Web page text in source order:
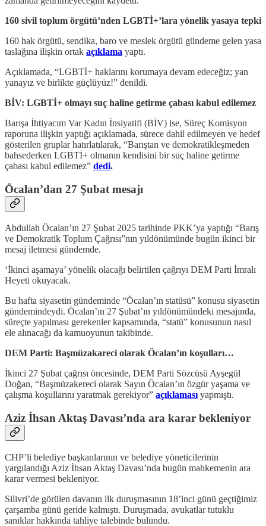
160 sivil toplum örgütü’nden LGBTİ+’lara yönelik yasaya tepki
160 hak örgütü, sendika, baro ve meslek örgütü gündeme gelen yasa
taslağına ilişkin ortak açıklama yaptı.
Açıklamada, “LGBTİ+ haklarını korumaya devam edeceğiz; yan
yanayız ve birlikte güçlüyüz!” denildi.
BİV: LGBTİ+ olmayı suç haline getirme çabası kabul edilemez
Barışa İhtiyacım Var Kadın İnsiyatifi (BİV) ise, Süreç Komisyon
raporuna ilişkin yaptığı açıklamada, sürece dahil edilmeyen ve hedef
gösterilen gruplar hatırlatılarak, “Barıştan ve demokratikleşmeden
bahsederken LGBTİ+ olmanın kendisini bir suç haline getirme
çabası kabul edilemez” dedi.
Öcalan’dan 27 Şubat mesajı
Abdullah Öcalan’ın 27 Şubat 2025 tarihinde PKK’ya yaptığı “Barış
ve Demokratik Toplum Çağrısı”nın yıldönümünde bugün ikinci bir
mesaj iletmesi gündemde.
‘İkinci aşamaya’ yönelik olacağı belirtilen çağrıyı DEM Parti İmralı
Heyeti okuyacak.
Bu hafta siyasetin gündeminde “Öcalan’ın statüsü” konusu siyasetin
gündemindeydi. Öcalan’ın 27 Şubat’ın yıldönümündeki mesajında,
süreçte yapılması gerekenler kapsamında, “statü” konusunun nasıl
ele alınacağı da kamuoyunun takibinde.
DEM Parti: Başmüzakareci olarak Öcalan’ın koşulları…
İkinci 27 Şubat çağrısı öncesinde, DEM Parti Sözcüsü Ayşegül
Doğan, “Başmüzakereci olarak Sayın Öcalan’ın özgür yaşama ve
çalışma koşullarını yaratmak gerekiyor” açıklamasıyapmıştı.
Aziz İhsan Aktaş Davası’nda ara karar bekleniyor
CHP’li belediye başkanlarının ve belediye yöneticilerinin
yargılandığı Aziz İhsan Aktaş Davası’nda bugün mahkemenin ara
karar vermesi bekleniyor.
Silivri’de görülen davanın ilk duruşmasının 18’inci günü geçtiğimiz
çarşamba günü geride kalmıştı. Duruşmada, avukatlar tutuklu
sanıklar hakkında tahliye talebinde bulundu.